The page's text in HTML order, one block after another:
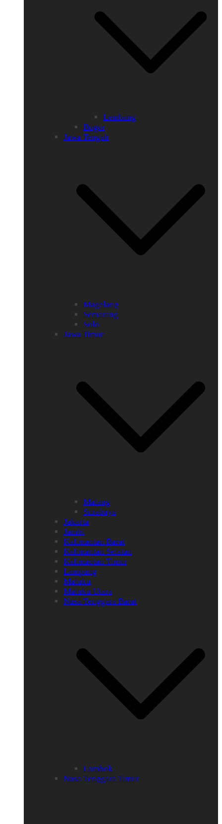
Lembang
Bogor
Jawa Tengah
Magelang
Semarang
Solo
Jawa Timur
Malang
Surabaya
Jakarta
Jambi
Kalimantan Barat
Kalimantan Selatan
Kalimantan Timur
Lampung
Maluku
Maluku Utara
Nusa Tenggara Barat
Lombok
Nusa Tenggara Timur